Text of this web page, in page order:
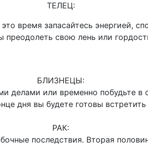
ТЕЛЕЦ:
время запасайтесь энергией,
свою лень или
БЛИЗНЕЦЫ:
или временно побудьте в
дня вы будете готовы
РАК:
последствия. Вторая